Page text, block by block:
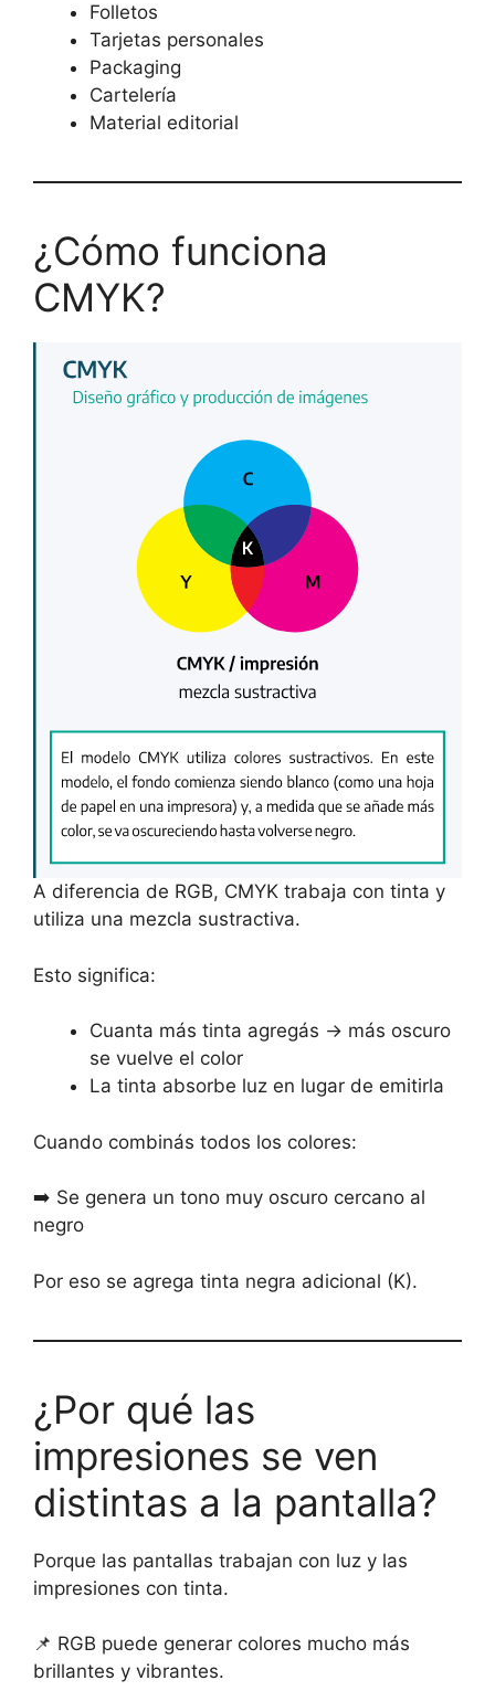
Folletos
Tarjetas personales
Packaging
Cartelería
Material editorial
¿Cómo funciona
CMYK?
A diferencia de RGB, CMYK trabaja con tinta y
utiliza una mezcla sustractiva.
Esto significa:
Cuanta más tinta agregás → más oscuro
se vuelve el color
La tinta absorbe luz en lugar de emitirla
Cuando combinás todos los colores:
➡️ Se genera un tono muy oscuro cercano al
negro
Por eso se agrega tinta negra adicional (K).
¿Por qué las
impresiones se ven
distintas a la pantalla?
Porque las pantallas trabajan con luz y las
impresiones con tinta.
📌 RGB puede generar colores mucho más
brillantes y vibrantes.